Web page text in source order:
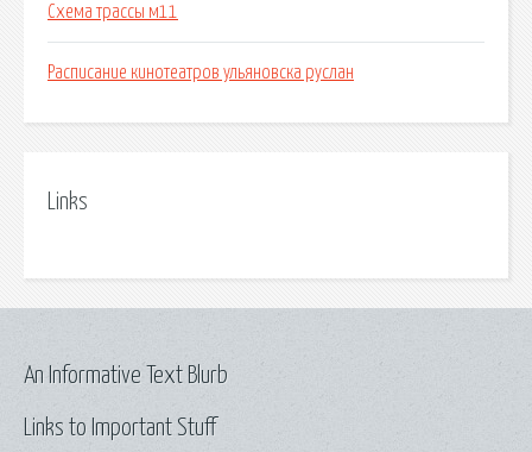
Схема трассы м11
Расписание кинотеатров ульяновска руслан
Links
Links to Important Stuff
An Informative Text Blurb